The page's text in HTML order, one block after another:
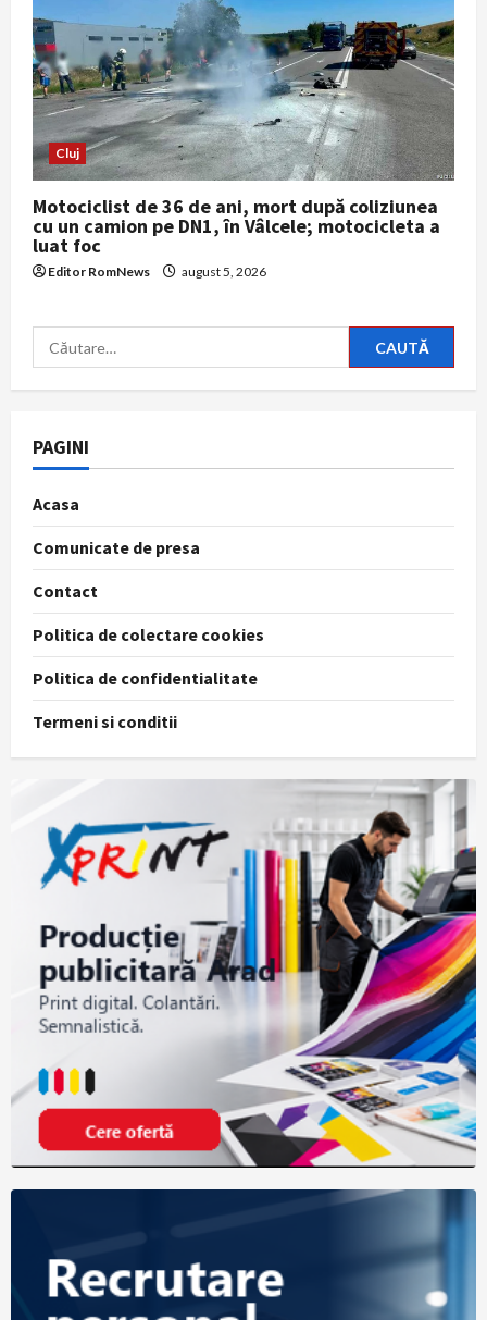
Cluj
Motociclist de 36 de ani, mort după coliziunea
cu un camion pe DN1, în Vâlcele; motocicleta a
luat foc
Editor RomNews august 5, 2026
Caută
după:
PAGINI
Acasa
Comunicate de presa
Contact
Politica de colectare cookies
Politica de confidentialitate
Termeni si conditii